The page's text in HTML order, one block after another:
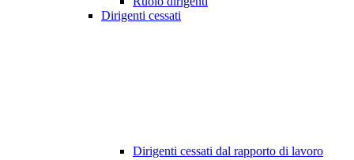
Dirigenti cessati
Dirigenti cessati dal rapporto di lavoro